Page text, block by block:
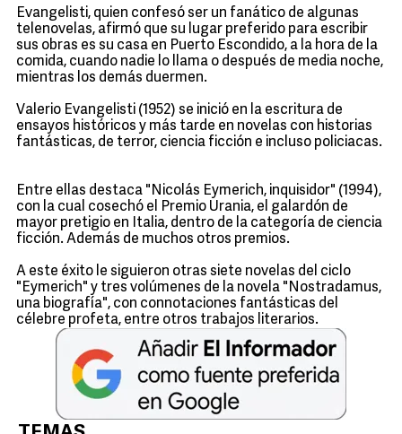
Evangelisti, quien confesó ser un fanático de algunas
telenovelas, afirmó que su lugar preferido para escribir
sus obras es su casa en Puerto Escondido, a la hora de la
comida, cuando nadie lo llama o después de media noche,
mientras los demás duermen.
Valerio Evangelisti (1952) se inició en la escritura de
ensayos históricos y más tarde en novelas con historias
fantásticas, de terror, ciencia ficción e incluso policiacas.
Entre ellas destaca "Nicolás Eymerich, inquisidor" (1994),
con la cual cosechó el Premio Urania, el galardón de
mayor pretigio en Italia, dentro de la categoría de ciencia
ficción. Además de muchos otros premios.
A este éxito le siguieron otras siete novelas del ciclo
"Eymerich" y tres volúmenes de la novela "Nostradamus,
una biografía", con connotaciones fantásticas del
célebre profeta, entre otros trabajos literarios.